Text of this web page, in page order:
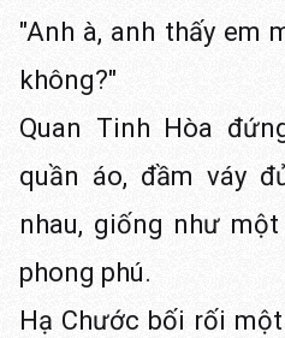
"Anh à, anh thấy em
không?"
Quan Tinh Hòa
quần áo, đầm váy
nhau, giống như
phong phú.
Hạ Chước bối rối